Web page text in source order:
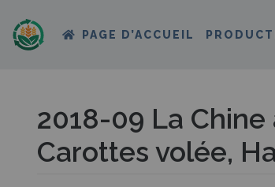
PAGE D’ACCUEIL
2018-09 La
Carottes volée,